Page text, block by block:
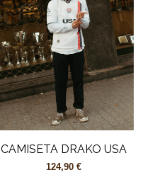
CAMISETA DRAKO USA
124,90 €